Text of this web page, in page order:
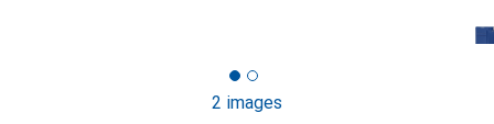
2 images